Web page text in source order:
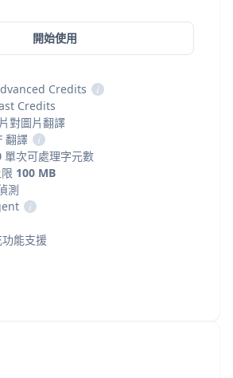
開始使用
Credits
i
Credits
對圖片翻譯
翻譯
i
單次可處理字元數
100 MB
測
i
能支援